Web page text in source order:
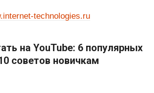
technologies.ru
на YouTube: 6 популярных
советов новичкам